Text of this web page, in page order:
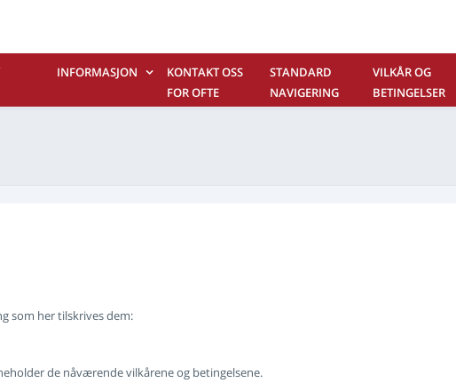
INFORMASJON
KONTAKT OSS
FOR OFTE
STANDARD
NAVIGERING
VILKÅR OG
BETINGELSER
som her tilskrives dem:
de nåværende vilkårene og betingelsene.